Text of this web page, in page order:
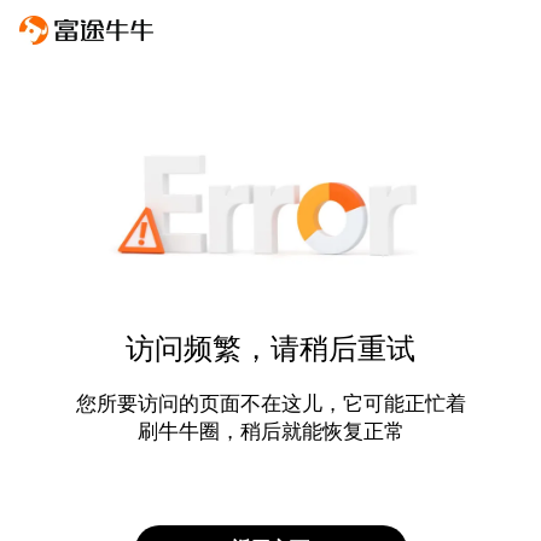
访问频繁，请稍后重试
您所要访问的页面不在这儿，它可能正忙着
刷牛牛圈，稍后就能恢复正常